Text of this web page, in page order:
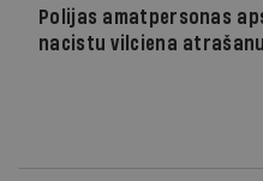
Polijas amatpersonas
nacistu vilciena atrašanu